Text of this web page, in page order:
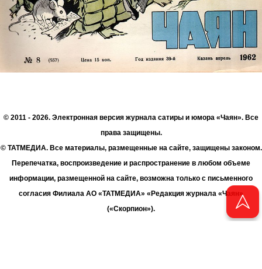
© 2011 - 2026. Электронная версия журнала сатиры и юмора «Чаян». Все
права защищены.
© ТАТМЕДИА. Все материалы, размещенные на сайте, защищены законом.
Перепечатка, воспроизведение и распространение в любом объеме
информации, размещенной на сайте, возможна только с письменного
согласия Филиала АО «ТАТМЕДИА» «Редакция журнала «Чаян»
(«Скорпион»).
При поддержке Республиканского агентства по печати и массовым